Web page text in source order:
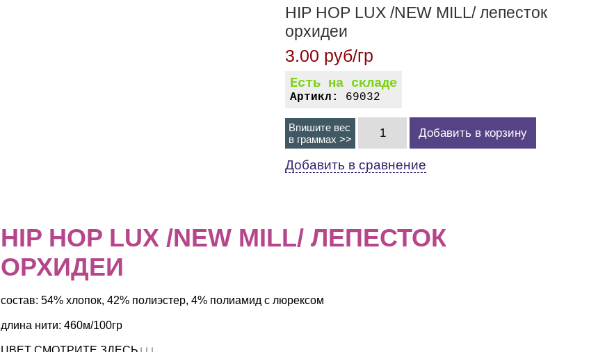
HIP HOP LUX /NEW MILL/ лепесток
орхидеи
3.00 руб/гр
Есть на складе
Артикл: 69032
Впишите вес
в граммах >>
Добавить в корзину
Добавить в сравнение
HIP HOP LUX /NEW MILL/ ЛЕПЕСТОК
ОРХИДЕИ
состав: 54% хлопок, 42% полиэстер, 4% полиамид с люрексом
длина нити: 460м/100гр